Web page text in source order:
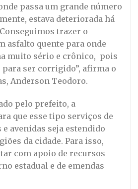
passa um grande número
estava deteriorada há
trazer o
asfalto quente para onde
muito sério e crônico, pois
ser corrigido”, afirma o
Anderson Teodoro.
pelo prefeito, a
que esse tipo serviços de
avenidas seja estendido
da cidade. Para isso,
com apoio de recursos
estadual e de emendas